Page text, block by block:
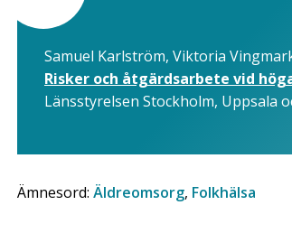
Samuel Karlström, Viktoria
Risker och åtgärdsarbete vid
Länsstyrelsen Stockholm, Uppsala
Ämnesord: Äldreomsorg, Folkhälsa